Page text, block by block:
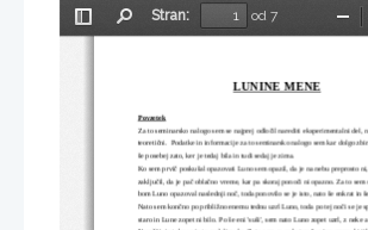
Preklopi
Stran:
od 7
LUNINE MENE
Povzetek
Za to seminarsko nalogo sem se najprej odločil narediti eksperimentalni del,
teoretični.  Podatke in informacije za to seminarsko nalogo sem kar dolgo
še posebej zato, ker je tedaj bila in tudi sedaj je zima.
Ko sem prvič poskušal opazovati Luno sem opazil, da je na nebu preprosto
zaključil, da je pač oblačno vreme, kar pa skoraj ponoči ni opazno. Za to sem
bom Luno opazoval naslednji noč, toda ponovilo se je isto, nato še enkrat in
Nato sem končno po približno enemu tednu uzrl Luno, toda po tej noči se je
staro in Lune zopet ni bilo. Po še eni 'suši', sem nato Luno zopet uzrl, z neke